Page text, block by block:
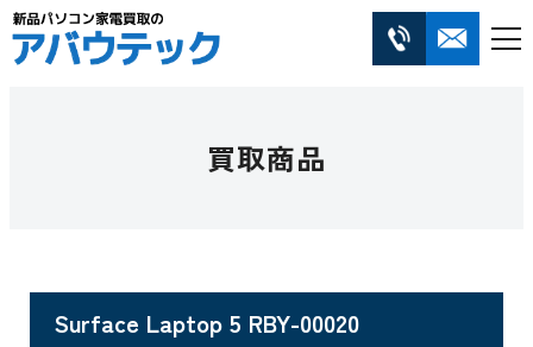
買取商品
Surface Laptop 5 RBY-00020